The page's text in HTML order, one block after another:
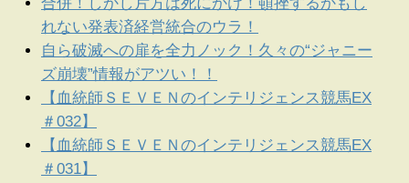
れない発表済経営統合のウラ！
自ら破滅への扉を全力ノック！久々の“ジャニー
ズ崩壊”情報がアツい！！
【血統師ＳＥＶＥＮのインテリジェンス競馬EX
＃032】
【血統師ＳＥＶＥＮのインテリジェンス競馬EX
＃031】